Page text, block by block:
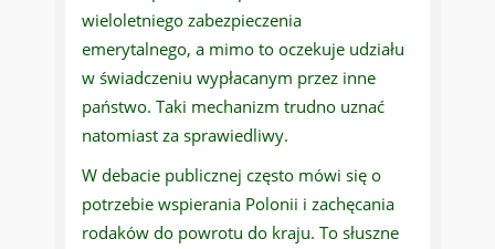
wieloletniego zabezpieczenia
emerytalnego, a mimo to oczekuje udziału
w świadczeniu wypłacanym przez inne
państwo. Taki mechanizm trudno uznać
natomiast za sprawiedliwy.
W debacie publicznej często mówi się o
potrzebie wspierania Polonii i zachęcania
rodaków do powrotu do kraju. To słuszne